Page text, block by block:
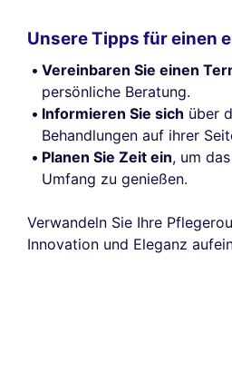
Unsere Tipps für einen
Vereinbaren Sie einen
persönliche Beratung.
Informieren Sie sich über
Behandlungen auf ihrer
Planen Sie Zeit ein, um
Umfang zu genießen.
Verwandeln Sie Ihre
Innovation und Eleganz